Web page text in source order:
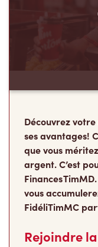
Découvrez
ses avantages!
que vous
argent. C’est
Finances
vous
FidéliTimMC
Rejoindre